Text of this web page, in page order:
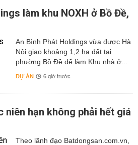
làm khu NOXH ở Bồ Đề,
An Bình Phát Holdings vừa được Hà
Nội giao khoảng 1,2 ha đất tại
phường Bồ Đề để làm Khu nhà ở...
DỰ ÁN 6 giờ trước
niên hạn không phải hết giá
Theo lãnh đạo Batdongsan.com.vn,